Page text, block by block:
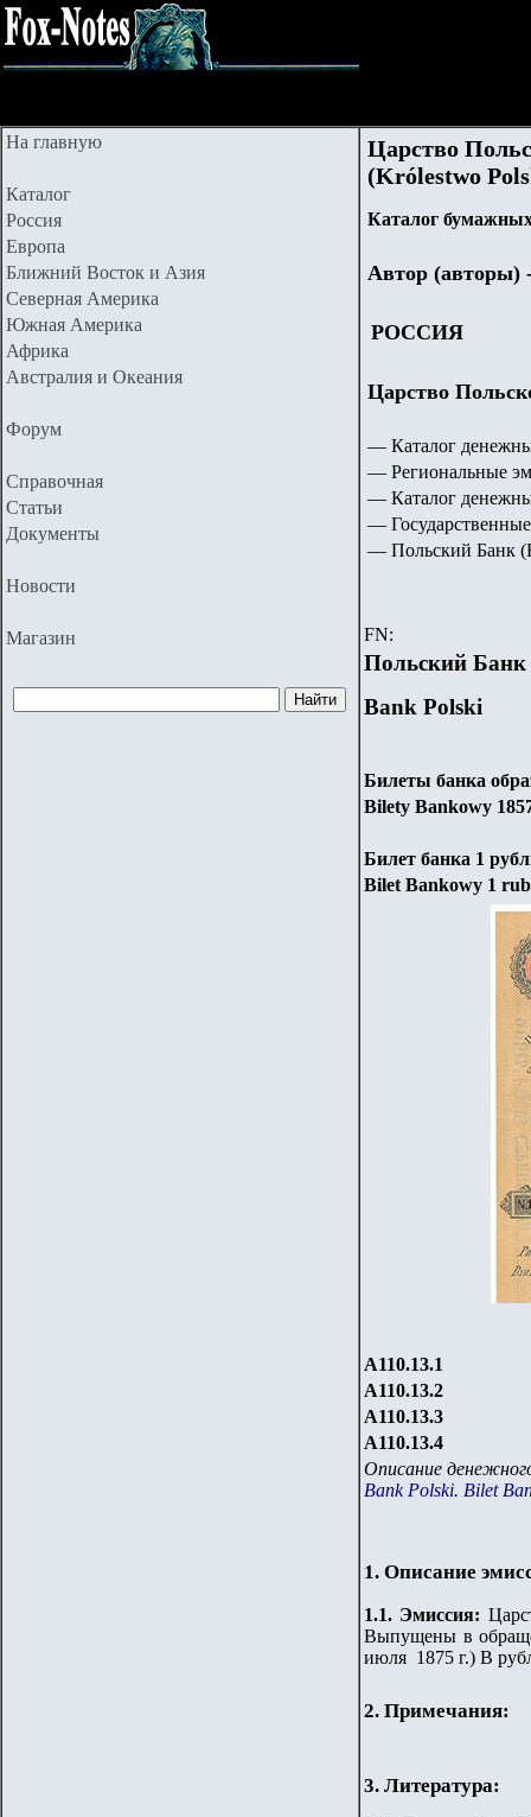
На главную
Каталог
Россия
Европа
Ближний Восток и Азия
Северная Америка
Южная Америка
Африка
Австралия и Океания
Форум
Справочная
Статьи
Документы
Новости
Магазин
Царство
(Królestwo
Каталог
Автор (авторы)
РОССИЯ
Царство
— Каталог
— Региональные
— Каталог
—
— Польский Банк
FN:
Польский Банк
Bank Polski
Билеты банка
Bilety Bankowy 18
Билет банка 1
Bilet Bankowy 1
А110.13.1
А110.13.2
А110.13.3
А110.13.4
Описание
Bank Polski. Bilet
1. Описание
1.1. Эмиссия:
Выпущены в
июля 1875 г.) В
2. Примечания:
3. Литература: